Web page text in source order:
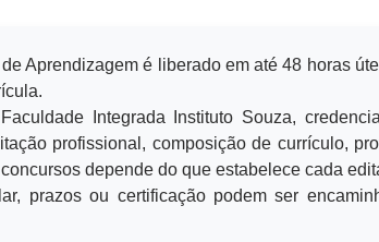
Aprendizagem é liberado em até 48 horas
Integrada Instituto Souza,
profissional, composição de currículo,
depende do que estabelece cada
prazos ou certificação podem ser